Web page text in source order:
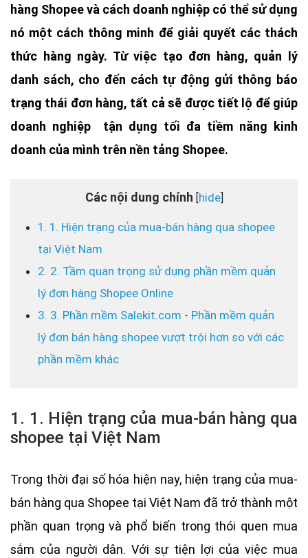
hàng Shopee và cách doanh nghiệp có thể sử dụng
nó một cách thông minh để giải quyết các thách
thức hàng ngày. Từ việc tạo đơn hàng, quản lý
danh sách, cho đến cách tự động gửi thông báo
trạng thái đơn hàng, tất cả sẽ được tiết lộ để giúp
doanh nghiệp tận dụng tối đa tiềm năng kinh
doanh của mình trên nền tảng Shopee.
Các nội dung chính [hide]
1. 1. Hiện trạng của mua-bán hàng qua shopee
tại Việt Nam
2. 2. Tầm quan trọng sử dụng phần mềm quản
lý đơn hàng Shopee Online
3. 3. Phần mềm Salekit.com - Phần mềm quản
lý đơn bán hàng shopee vượt trội hơn so với các
phần mềm khác
1. 1. Hiện trạng của mua-bán hàng qua
shopee tại Việt Nam
Trong thời đại số hóa hiện nay, hiện trạng của mua-
bán hàng qua Shopee tại Việt Nam đã trở thành một
phần quan trọng và phổ biến trong thói quen mua
sắm của người dân. Với sự tiện lợi của việc mua